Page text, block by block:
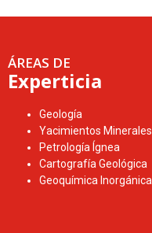
ÁREAS DE
Experticia
Geología
Yacimientos Minerales
Petrología Ígnea
Cartografía Geológica
Geoquímica Inorgánica